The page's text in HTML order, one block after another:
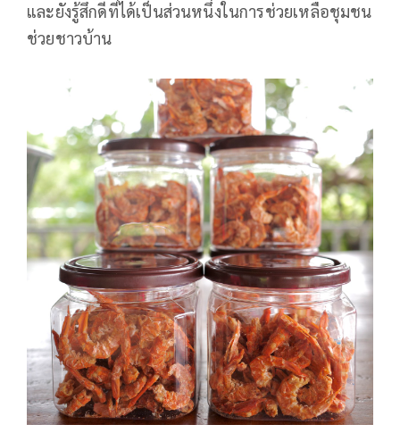
และยังรู้สึกดีที่ได้เป็นส่วนหนึ่งในการช่วยเหลือชุมชน
ช่วยชาวบ้าน